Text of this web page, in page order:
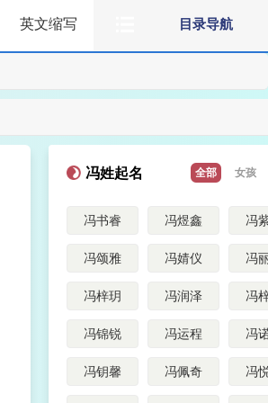
目录导航
英文缩写
冯姓起名 女孩
全部
冯书睿 冯煜鑫 冯
冯颂雅 冯婧仪 冯
冯梓玥 冯润泽 冯
冯锦锐 冯运程 冯
冯钥馨 冯佩奇 冯